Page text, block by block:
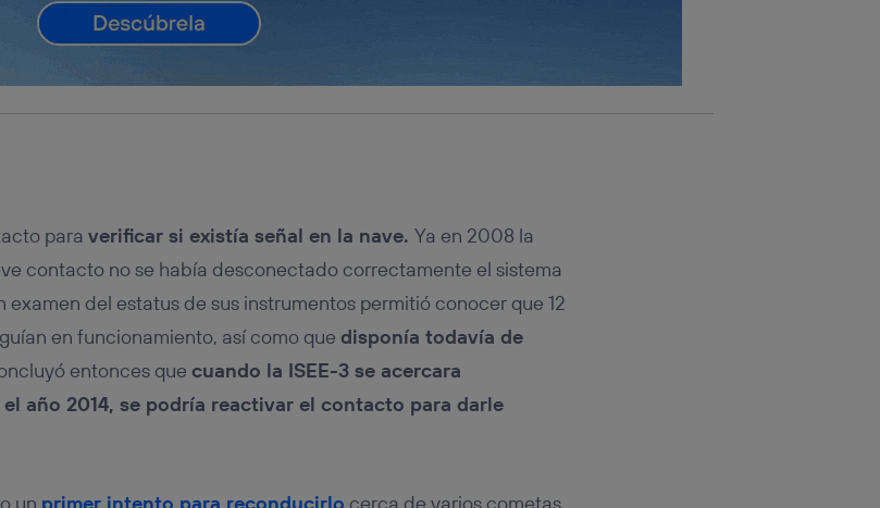
para verificar si existía señal en la nave. Ya en 2008 la
contacto no se había desconectado correctamente el sistema
del estatus de sus instrumentos permitió conocer que 12
en funcionamiento, así como que disponía todavía de
entonces que cuando la ISEE-3 se acercara
año 2014, se podría reactivar el contacto para darle
un primer intento para reconducirlo cerca de varios cometas,